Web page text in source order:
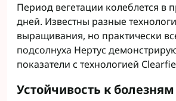
Период вегетации колеблется в
дней. Известны разные
выращивания, но практически
подсолнуха Нертус
показатели с технологией
Устойчивость к болезням